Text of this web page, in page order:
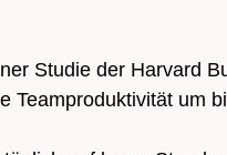
Studie der Harvard
Teamproduktivität um